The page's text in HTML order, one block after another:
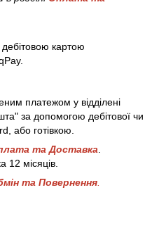
картою
платежом у відділені
за допомогою дебітової чи
або готівкою.
та Доставка
12 місяців.
та Повернення